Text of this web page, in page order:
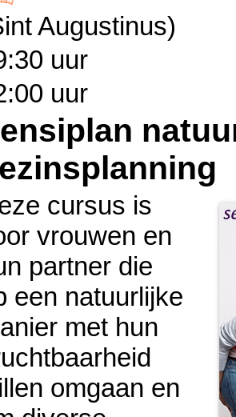
Augustinus)
uur
uur
cursus is
vrouwen en
partner die
een natuurlijke
met hun
omgaan en